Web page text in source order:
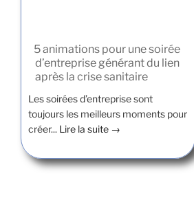
5 animations pour une soirée
d’entreprise générant du lien
après la crise sanitaire
Les soirées d’entreprise sont
toujours les meilleurs moments pour
créer... Lire la suite →